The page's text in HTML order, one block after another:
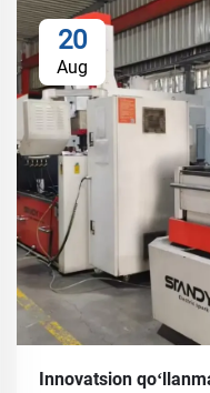
20
Aug
Innovatsion